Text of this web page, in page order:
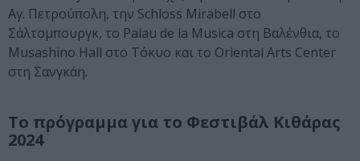
Αγ. Πετρούπολη, την Schloss Mirabell στο
Σάλτσμπουργκ, το Palau de la Musica στη Βαλένθια, το
Musashino Hall στο Τόκυο και το Oriental Arts Center
στη Σανγκάη.
Το πρόγραμμα για το Φεστιβάλ Κιθάρας
2024